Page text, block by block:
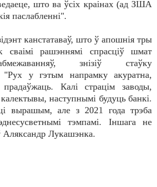
што ва ўсіх краінах (ад ЗША
паслабленні".
канстатаваў, што ў апошнія тры
сваімі рашэннямі спрасціў шмат
знізіў стаўку
"Рух у гэтым напрамку акуратна,
Калі страцім заводы,
наступнымі будуць банкі.
вырашым, але з 2021 года трэба
тэмпамі. Іншага не
Аляксандр Лукашэнка.